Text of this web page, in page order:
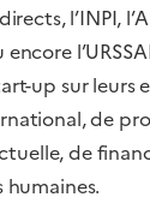
l’INPI,
up sur leurs
de
de
humaines.